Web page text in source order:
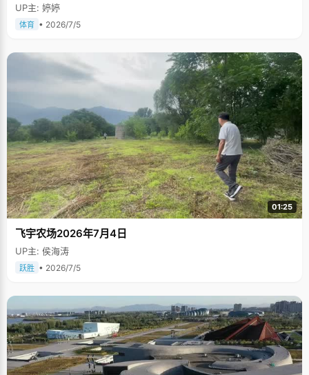
UP主: 婷婷
体育 • 2026/7/5
01:25
飞宇农场2026年7月4日
UP主: 侯海涛
跃胜 • 2026/7/5